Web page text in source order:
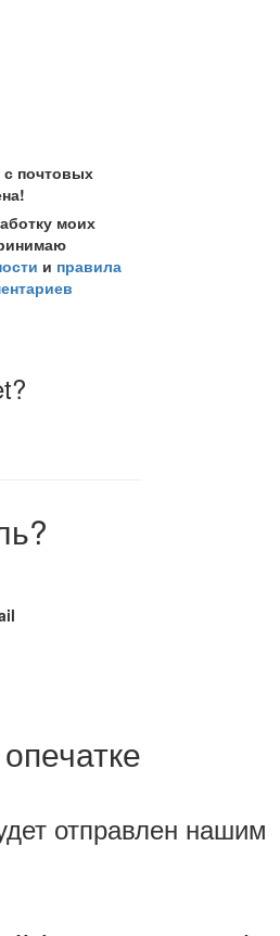
почтовых
моих
и правила
отправлен нашим